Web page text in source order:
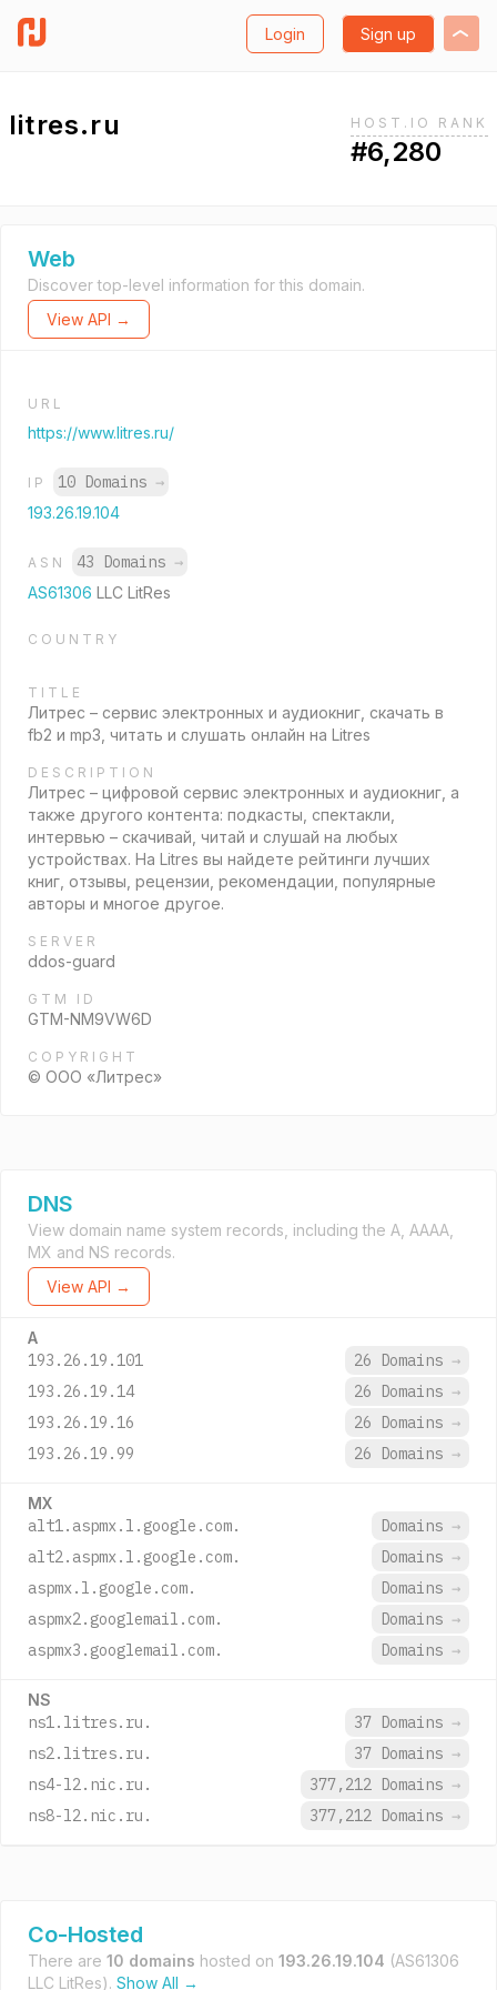
Login Sign up
litres.ru HOST.IO RANK
#6,280
Web
Discover top-level information for this domain.
View API →
URL
https://www.litres.ru/
IP 10 Domains →
193.26.19.104
ASN 43 Domains →
AS61306 LLC LitRes
COUNTRY
TITLE
Литрес – сервис электронных и аудиокниг, скачать в
fb2 и mp3, читать и слушать онлайн на Litres
DESCRIPTION
Литрес – цифровой сервис электронных и аудиокниг, а
также другого контента: подкасты, спектакли,
интервью – скачивай, читай и слушай на любых
устройствах. На Litres вы найдете рейтинги лучших
книг, отзывы, рецензии, рекомендации, популярные
авторы и многое другое.
SERVER
ddos-guard
GTM ID
GTM-NM9VW6D
COPYRIGHT
© ООО «Литрес»
DNS
View domain name system records, including the A, AAAA,
MX and NS records.
View API →
A
193.26.19.101 26 Domains →
193.26.19.14
26 Domains →
193.26.19.16
26 Domains →
193.26.19.99
26 Domains →
MX
alt1.aspmx.l.google.com. Domains →
alt2.aspmx.l.google.com.
Domains →
aspmx.l.google.com.
Domains →
aspmx2.googlemail.com.
Domains →
aspmx3.googlemail.com.
Domains →
NS
ns1.litres.ru. 37 Domains →
ns2.litres.ru.
37 Domains →
ns4-l2.nic.ru.
377,212 Domains →
ns8-l2.nic.ru.
377,212 Domains →
Co-Hosted
There are 10 domains hosted on 193.26.19.104 (AS61306
LLC LitRes). Show All →